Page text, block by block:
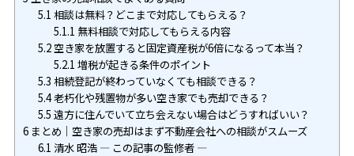
5.1 相談は無料？どこまで対応してもらえる？
5.1.1 無料相談で対応してもらえる内容
5.2空き家を放置すると固定資産税が6倍になるって本当？
5.2.1 増税が起きる条件のポイント
5.3 相続登記が終わっていなくても相談できる？
5.4老朽化や残置物が多い空き家でも売却できる？
5.5 遠方に住んでいて立ち会えない場合はどうすればいい？
6まとめ｜空き家の売却はまず不動産会社への相談がスムーズ
6.1 清水 昭浩 ― この記事の監修者 ―